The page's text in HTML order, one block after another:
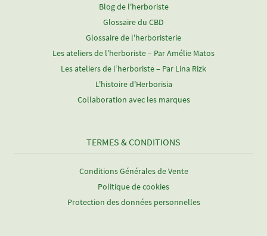
Blog de l'herboriste
Glossaire du CBD
Glossaire de l'herboristerie
Les ateliers de l’herboriste – Par Amélie Matos
Les ateliers de l’herboriste – Par Lina Rizk
L'histoire d'Herborisia
Collaboration avec les marques
TERMES & CONDITIONS
Conditions Générales de Vente
Politique de cookies
Protection des données personnelles